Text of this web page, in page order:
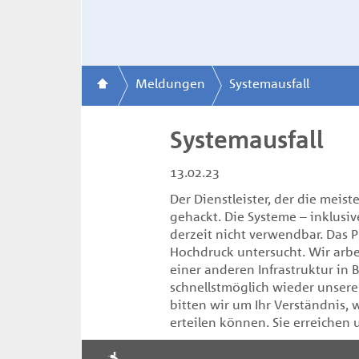
Meldungen Systemausfall
Systemausfall
13.02.23
Der Dienstleister, der die
gehackt. Die Systeme –
derzeit nicht verwendbar. Das
Hochdruck untersucht. Wir
einer anderen Infrastruktur in
schnellstmöglich wieder
bitten wir um Ihr Verständnis,
erteilen können. Sie erreichen